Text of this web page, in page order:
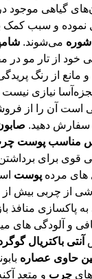
گیاهی موجود
شوره می‌شوند.
نیازی نیست
نمایید، تنها کافی است
و سفارش دهید.
مناسب پوست
قوی برای
مرده پوست
از چربی بیش
به پاکسازی منافذ
آنتی باکتریال
حاوی عصاره
های چرب و متعد